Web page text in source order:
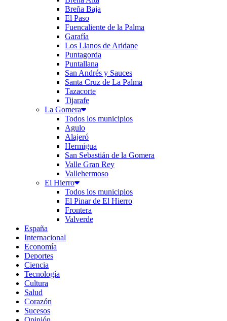
Breña Baja
El Paso
Fuencaliente de la Palma
Garafía
Los Llanos de Aridane
Puntagorda
Puntallana
San Andrés y Sauces
Santa Cruz de La Palma
Tazacorte
Tijarafe
La Gomera
Todos los municipios
Agulo
Alajeró
Hermigua
San Sebastián de la Gomera
Valle Gran Rey
Vallehermoso
El Hierro
Todos los municipios
El Pinar de El Hierro
Frontera
Valverde
España
Internacional
Economía
Deportes
Ciencia
Tecnología
Cultura
Salud
Corazón
Sucesos